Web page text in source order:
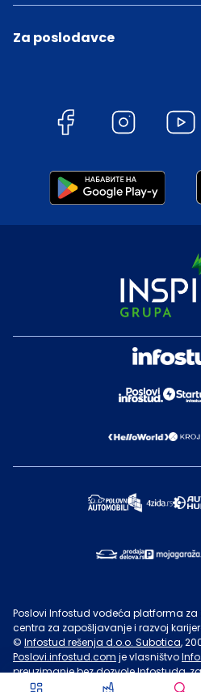
Za poslodavce
Poslovi Infostud vodeća platforma za
centra za zapošljavanje i razvoj
© Infostud rešenja d.o.o. Subotica,
Poslovi.infostud.com je vlasništvo
preuzimanje bez dozvoleInfostuda,
u druge svrhe, osim za lične potrebe